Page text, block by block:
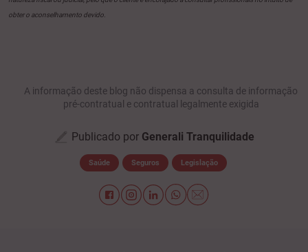
obter o aconselhamento devido.
A informação deste blog não dispensa a consulta de informação
pré-contratual e contratual legalmente exigida
Publicado por Generali Tranquilidade
Saúde Seguros Legislação